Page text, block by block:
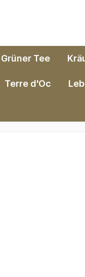
Grüner Tee
Terre d'Oc